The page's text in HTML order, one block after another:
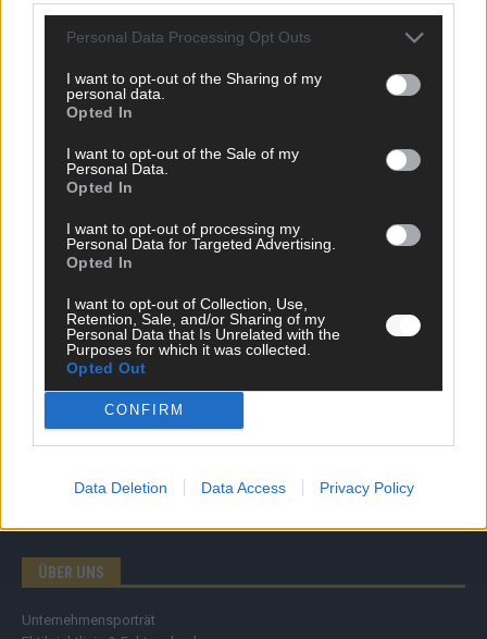
Personal Data Processing Opt Outs
I want to opt-out of the Sharing of my
personal data.
Opted In
I want to opt-out of the Sale of my
Personal Data.
Opted In
I want to opt-out of processing my
Personal Data for Targeted Advertising.
Opted In
I want to opt-out of Collection, Use,
Retention, Sale, and/or Sharing of my
Personal Data that Is Unrelated with the
Purposes for which it was collected.
Opted Out
CONFIRM
Data Deletion Data Access Privacy Policy
SCHNELL ZUM RESSORT
Nachrichten
Ratgeber
Wissen
Kommentar
Streams & Storys
Eurovision
FLASH – DAS VIDEOPORTAL
ÜBER UNS
Unternehmensporträt